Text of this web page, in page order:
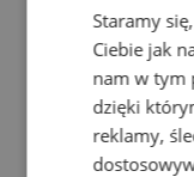
Staramy
Ciebie jak
nam w tym
dzięki
reklamy,